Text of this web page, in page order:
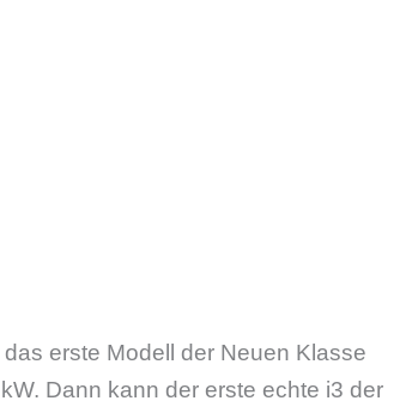
erste Modell der Neuen Klasse
Dann kann der erste echte i3 der